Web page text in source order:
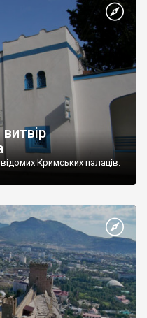
Кримських палаців.